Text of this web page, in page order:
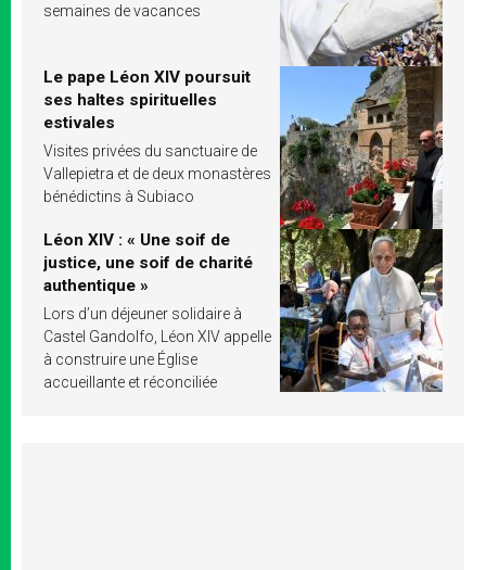
semaines de vacances
Le pape Léon XIV poursuit
ses haltes spirituelles
estivales
Visites privées du sanctuaire de
Vallepietra et de deux monastères
bénédictins à Subiaco
Léon XIV : « Une soif de
justice, une soif de charité
authentique »
Lors d’un déjeuner solidaire à
Castel Gandolfo, Léon XIV appelle
à construire une Église
accueillante et réconciliée